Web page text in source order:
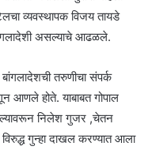
व्यवस्थापक विजय तायडे
असल्याचे आढळले.
तरुणीचा संपर्क
आणले होते. याबाबत गोपाल
निलेश गुजर ,चेतन
गुन्हा दाखल करण्यात आला